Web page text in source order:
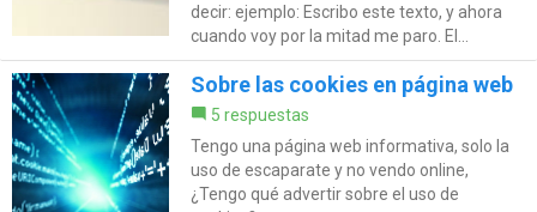
decir: ejemplo: Escribo este texto, y ahora
cuando voy por la mitad me paro. El...
Sobre las cookies en página web
5 respuestas
Tengo una página web informativa, solo la
uso de escaparate y no vendo online,
¿Tengo qué advertir sobre el uso de